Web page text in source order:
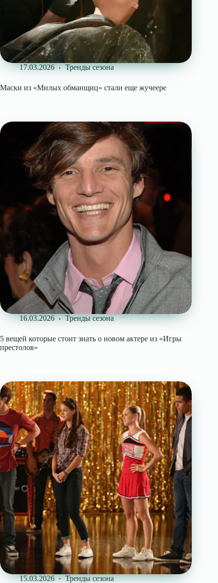
17.03.2026 Тренды сезона
Маски из «Милых обманщиц» стали еще жучеере
16.03.2026 Тренды сезона
5 вещей которые стоит знать о новом актере из «Игры
престолов»
15.03.2026 Тренды сезона